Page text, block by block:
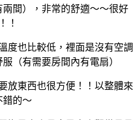
間），非常的舒適～～很好
！
度也比較低，裡面是沒有空調
（有需要房間內有電扇）
放東西也很方便！！以整體來
錯的～